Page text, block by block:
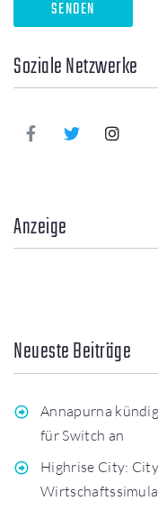
Soziale Netzwerke
Anzeige
Neueste Beiträge
Annapurna
für Switch an
Highrise City: